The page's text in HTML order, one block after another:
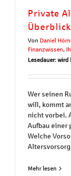
Private
Überblick
Von Daniel
Finanzwissen,
Lesedauer: wird
Wer seinen
will, kommt
nicht vorbei.
Aufbau einer
Welche
Mehr lesen